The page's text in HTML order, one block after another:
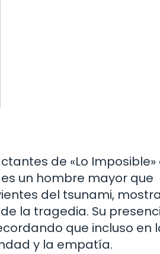
de «Lo Imposible»
un hombre mayor que
del tsunami,
la tragedia. Su
que incluso en
y la empatía.